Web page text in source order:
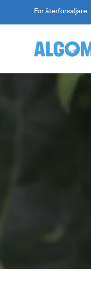
För återförsäljare